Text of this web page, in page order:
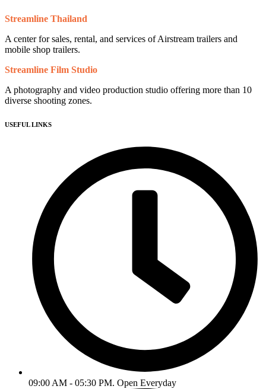
Streamline Thailand
A center for sales, rental, and services of Airstream trailers and
mobile shop trailers.
Streamline Film Studio
A photography and video production studio offering more than 10
diverse shooting zones.
USEFUL LINKS
09:00 AM - 05:30 PM. Open Everyday